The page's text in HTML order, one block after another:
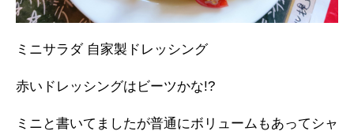
ミニサラダ 自家製ドレッシング
赤いドレッシングはビーツかな!?
ミニと書いてましたが普通にボリュームもあってシャ